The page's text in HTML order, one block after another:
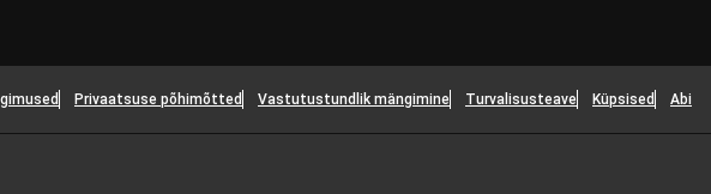
Privaatsuse põhimõtted Vastutustundlik mängimine Turvalisusteave Küpsised Abi